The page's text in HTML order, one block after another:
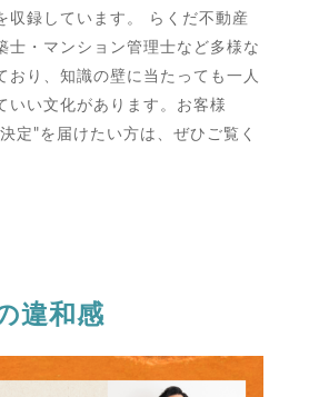
収録しています。 らくだ不動産
士・マンション管理士など多様な
おり、知識の壁に当たっても一人
いい文化があります。お客様
定"を届けたい方は、ぜひご覧く
違和感